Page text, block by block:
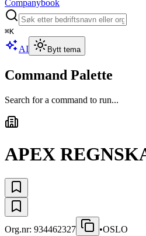
Companybook
⌘K
AI Bytt tema
Command Palette
Search for a command to run...
APEX
Org.nr: 934462327 •OSLO